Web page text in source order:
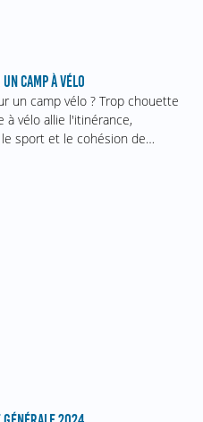
CAMP À VÉLO
un camp vélo ? Trop chouette
à vélo allie l'itinérance,
le sport et le cohésion de…